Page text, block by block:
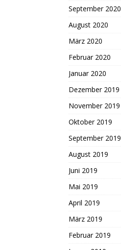
September 2020
August 2020
März 2020
Februar 2020
Januar 2020
Dezember 2019
November 2019
Oktober 2019
September 2019
August 2019
Juni 2019
Mai 2019
April 2019
März 2019
Februar 2019